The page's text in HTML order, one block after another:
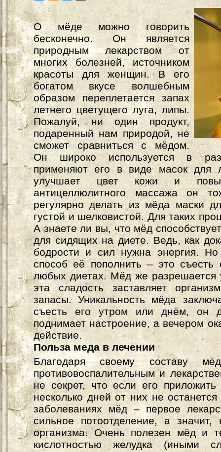
О мёде можно говорить
бесконечно. Он является
природным лекарством от
многих болезней, источником
красоты для женщин. В его
богатом вкусе волшебным
образом переплетается запах
летнего цветущего луга, липы.
Пожалуй, ни один продукт,
подаренный нам природой, не
сможет сравниться с мёдом.
Он широко используется в
применяют его в виде масок для
улучшает цвет кожи и
антицеллюлитного массажа он
регулярно делать из мёда маски
густой и шелковистой. Для таких
А знаете ли вы, что мёд
для сидящих на диете. Ведь, как
бодрости и сил нужна энергия.
способ её пополнить – это
любых диетах. Мёд же разрешается
эта сладость заставляет
запасы. Уникальность мёда
съесть его утром или днём, он
поднимает настроение, а вечером
действие.
Польза меда в лечении
Благодаря своему составу
противовоспалительным и
не секрет, что если его
несколько дней от них не
заболеваниях мёд – первое
сильное потоотделение, а
организма. Очень полезен мёд и
кислотностью желудка